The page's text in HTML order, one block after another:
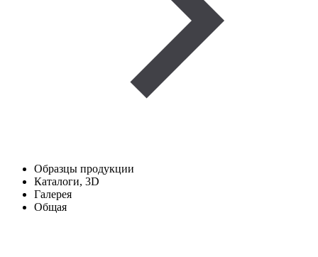
Образцы продукции
Каталоги, 3D
Галерея
Общая